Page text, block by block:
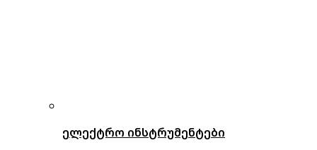
ელექტრო ინსტრუმენტები